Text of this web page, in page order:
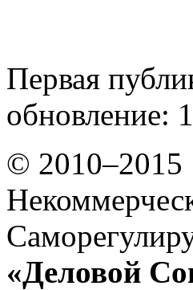
Первая
обновление:
© 2010–2015
«Деловой